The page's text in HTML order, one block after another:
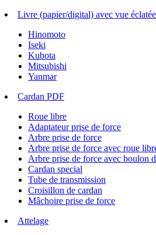
Livre (papier/digital) avec vue
Hinomoto
Iseki
Kubota
Mitsubishi
Yanmar
Cardan PDF
Roue libre
Adaptateur prise de force
Arbre prise de force
Arbre prise de force avec roue
Arbre prise de force avec boulon
Cardan special
Tube de transmission
Croisillon de cardan
Mâchoire prise de force
Attelage